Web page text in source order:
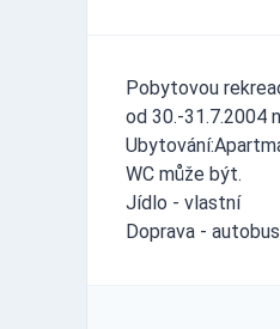
Pobytovou
od 30.-31.7.2004
WC může být.
Jídlo - vlastní
Doprava -